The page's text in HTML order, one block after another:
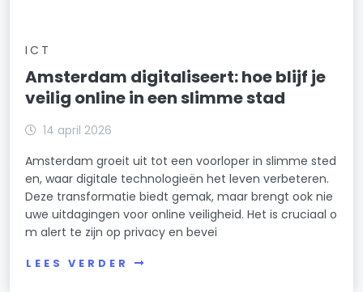
ICT
Amsterdam digitaliseert: hoe blijf je
veilig online in een slimme stad
14 april 2026
Amsterdam groeit uit tot een voorloper in slimme sted
en, waar digitale technologieën het leven verbeteren.
Deze transformatie biedt gemak, maar brengt ook nie
uwe uitdagingen voor online veiligheid. Het is cruciaal o
m alert te zijn op privacy en bevei
LEES VERDER